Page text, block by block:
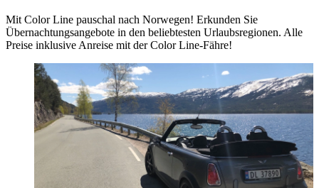
Mit Color Line pauschal nach Norwegen! Erkunden Sie
Übernachtungsangebote in den beliebtesten Urlaubsregionen. Alle
Preise inklusive Anreise mit der Color Line-Fähre!